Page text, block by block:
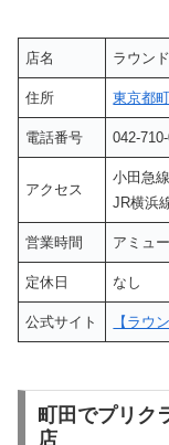
店名 ラウン
住所 東京都
電話番号 042-
アクセス
小田急
JR横浜
営業時間 アミュ
定休日 なし
公式サイト 【ラウ
町田でプリク
店